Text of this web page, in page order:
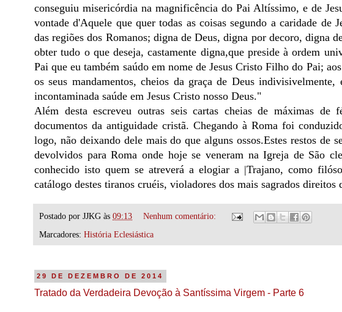
conseguiu misericórdia na magnificência do Pai Altíssimo, e de
vontade d'Aquele que quer todas as coisas segundo a caridade de
das regiões dos Romanos; digna de Deus, digna por decoro, digna
obter tudo o que deseja, castamente digna,que preside à ordem
Pai que eu também saúdo em nome de Jesus Cristo Filho do Pai;
os seus mandamentos, cheios da graça de Deus
incontaminada saúde em Jesus Cristo nosso Deus."
Além desta escreveu outras seis cartas cheias de máximas
documentos da antiguidade cristã. Chegando à Roma foi
logo, não deixando dele mais do que alguns ossos.Estes restos de
devolvidos para Roma onde hoje se veneram na Igreja de São
conhecido isto quem se atreverá a elogiar a |Trajano, como
catálogo destes tiranos cruéis, violadores dos mais sagrados direitos
Postado por JJKG às 09:13
Nenhum comentário:
Marcadores: História Eclesiástica
29 DE DEZEMBRO DE 2014
Tratado da Verdadeira Devoção à Santíssima Virgem - Parte 6